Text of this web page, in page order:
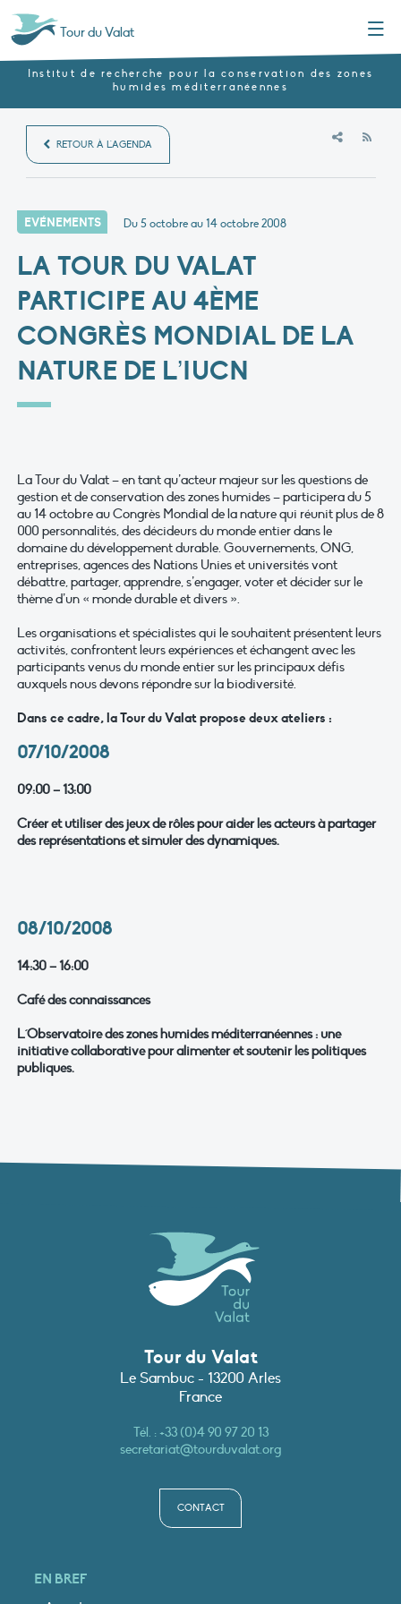
Tour du Valat
Institut de recherche pour la conservation des zones
humides méditerranéennes
RETOUR À L'AGENDA
EVÉNEMENTS Du 5 octobre au 14 octobre 2008
LA TOUR DU VALAT
PARTICIPE AU 4ÈME
CONGRÈS MONDIAL DE LA
NATURE DE L’IUCN
La Tour du Valat – en tant qu’acteur majeur sur les questions de
gestion et de conservation des zones humides – participera du 5
au 14 octobre au Congrès Mondial de la nature qui réunit plus de 8
000 personnalités, des décideurs du monde entier dans le
domaine du développement durable. Gouvernements, ONG,
entreprises, agences des Nations Unies et universités vont
débattre, partager, apprendre, s’engager, voter et décider sur le
thème d’un « monde durable et divers ».
Les organisations et spécialistes qui le souhaitent présentent leurs
activités, confrontent leurs expériences et échangent avec les
participants venus du monde entier sur les principaux défis
auxquels nous devons répondre sur la biodiversité.
Dans ce cadre, la Tour du Valat propose deux ateliers :
07/10/2008
09:00 – 13:00
Créer et utiliser des jeux de rôles pour aider les acteurs à partager
des représentations et simuler des dynamiques.
08/10/2008
14:30 – 16:00
Café des connaissances
L´Observatoire des zones humides méditerranéennes : une
initiative collaborative pour alimenter et soutenir les politiques
publiques.
Tour du Valat
Le Sambuc - 13200 Arles
France
Tél. :+33 (0)4 90 97 20 13
secretariat@tourduvalat.org
CONTACT
EN BREF